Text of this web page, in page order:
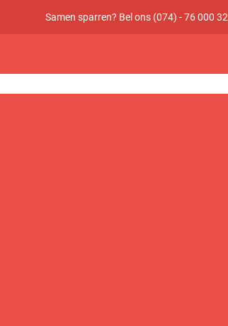
Samen sparren? Bel ons (074) - 76 000 32